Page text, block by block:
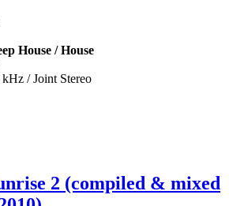
House / House
/ Joint Stereo
2 (compiled & mixed